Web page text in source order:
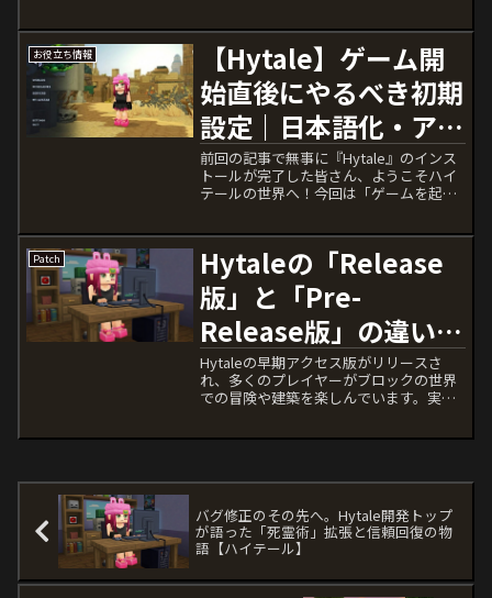
（エレメント）に支...
お役立ち情報
【Hytale】ゲーム開
始直後にやるべき初期
設定｜日本語化・アバ
ター・操作設定ガイド
【ハイテール】
前回の記事で無事に『Hytale』のインス
トールが完了した皆さん、ようこそハイ
テールの世界へ！今回は「ゲームを起動
だプレ...
Patch
Hytaleの「Release
版」と「Pre-
Release版」の違いと
プレイ時の注意点
Hytaleの早期アクセス版がリリースさ
れ、多くのプレイヤーがブロックの世界
での冒険や建築を楽しんでいます。実は
バグ修正のその先へ。Hytale開発トップ
が語った「死霊術」拡張と信頼回復の物
語【ハイテール】